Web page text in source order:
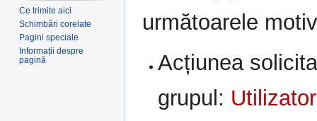
următoarele
Acțiunea
grupul:
Ce trimite aici
Schimbări corelate
Pagini speciale
Informații despre
pagină